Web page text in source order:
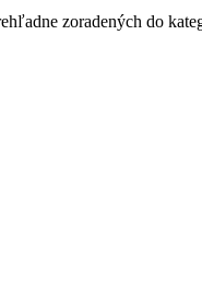
zoradených do